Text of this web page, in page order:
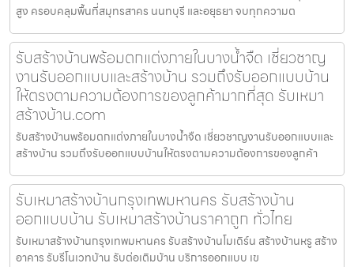
สูง ครอบคลุมพื้นที่สมุทรสาคร นนทบุรี และอยุธยา จบทุกความต
รับสร้างบ้านพร้อมตกแต่งภายในบางน้ำจืด เชี่ยวชาญ
งานรับออกแบบและสร้างบ้าน รวมถึงรับออกแบบบ้าน
ให้ตรงตามความต้องการของลูกค้ามากที่สุด รับเหมา
สร้างบ้าน.com
รับสร้างบ้านพร้อมตกแต่งภายในบางน้ำจืด เชี่ยวชาญงานรับออกแบบและ
สร้างบ้าน รวมถึงรับออกแบบบ้านให้ตรงตามความต้องการของลูกค้า
รับเหมาสร้างบ้านกรุงเทพมหานคร รับสร้างบ้าน
ออกแบบบ้าน รับเหมาสร้างบ้านราคาถูก ทั่วไทย
รับเหมาสร้างบ้านกรุงเทพมหานคร รับสร้างบ้านโมเดิร์น สร้างบ้านหรู สร้าง
อาคาร รับรีโนเวทบ้าน รับต่อเติมบ้าน บริการออกแบบ เข